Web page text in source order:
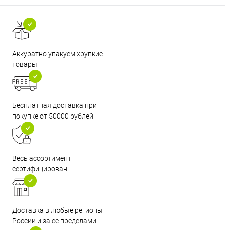
Аккуратно упакуем хрупкие
товары
Бесплатная доставка при
покупке от 50000 рублей
Весь ассортимент
сертифицирован
Доставка в любые регионы
России и за ее пределами